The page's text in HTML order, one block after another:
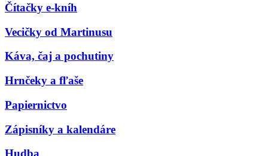
Čítačky e-kníh
Vecičky od Martinusu
Káva, čaj a pochutiny
Hrnčeky a fľaše
Papiernictvo
Zápisníky a kalendáre
Hudba